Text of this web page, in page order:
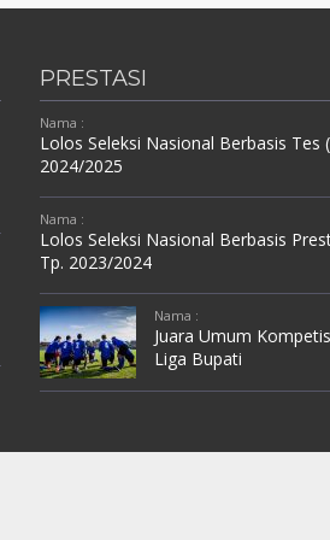
PRESTASI
Nama :
Lolos Seleksi Nasional Berbasis Tes
2024/2025
Nama :
Lolos Seleksi Nasional Berbasis
Tp. 2023/2024
Nama :
Juara Umum
Liga Bupati